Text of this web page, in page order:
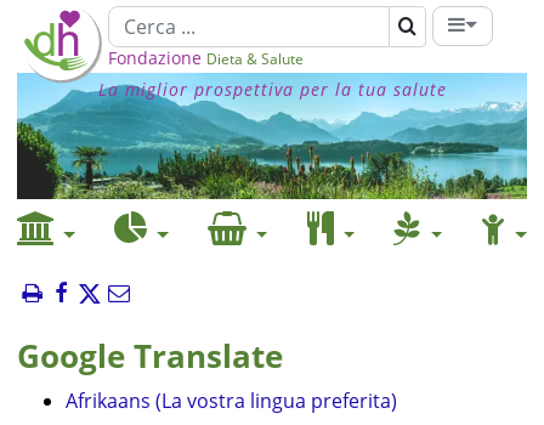
Fondazione Dieta & Salute
La miglior prospettiva per la tua salute
Google Translate
Afrikaans (La vostra lingua preferita)